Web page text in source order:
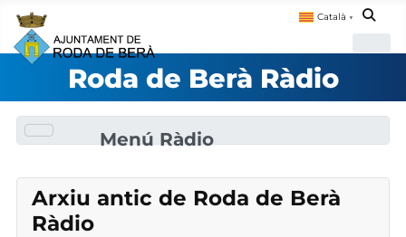
Català ▼
Roda de Berà Ràdio
Menú Ràdio
Arxiu antic de Roda de Berà
Ràdio